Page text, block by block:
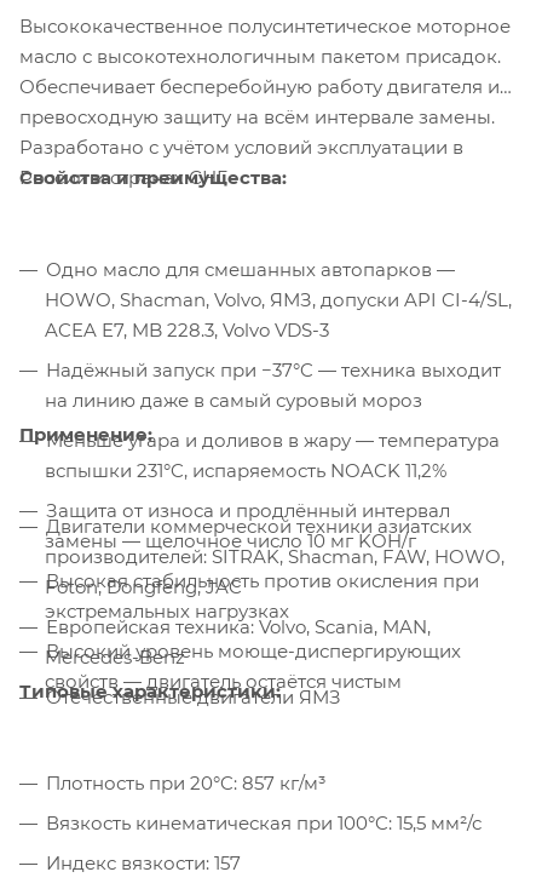
Высококачественное полусинтетическое моторное
масло с высокотехнологичным пакетом присадок.
Обеспечивает бесперебойную работу двигателя и
превосходную защиту на всём интервале замены.
Разработано с учётом условий эксплуатации в
России и странах СНГ.
Свойства и преимущества:
Одно масло для смешанных автопарков —
HOWO, Shacman, Volvo, ЯМЗ, допуски API CI-4/SL,
ACEA E7, MB 228.3, Volvo VDS-3
Надёжный запуск при −37°C — техника выходит
на линию даже в самый суровый мороз
Меньше угара и доливов в жару — температура
вспышки 231°C, испаряемость NOACK 11,2%
Защита от износа и продлённый интервал
замены — щелочное число 10 мг KOH/г
Высокая стабильность против окисления при
экстремальных нагрузках
Высокий уровень моюще-диспергирующих
свойств — двигатель остаётся чистым
Применение:
Двигатели коммерческой техники азиатских
производителей: SITRAK, Shacman, FAW, HOWO,
Foton, Dongfeng, JAC
Европейская техника: Volvo, Scania, MAN,
Mercedes-Benz
Отечественные двигатели ЯМЗ
Типовые характеристики:
Плотность при 20°C: 857 кг/м³
Вязкость кинематическая при 100°C: 15,5 мм²/с
Индекс вязкости: 157